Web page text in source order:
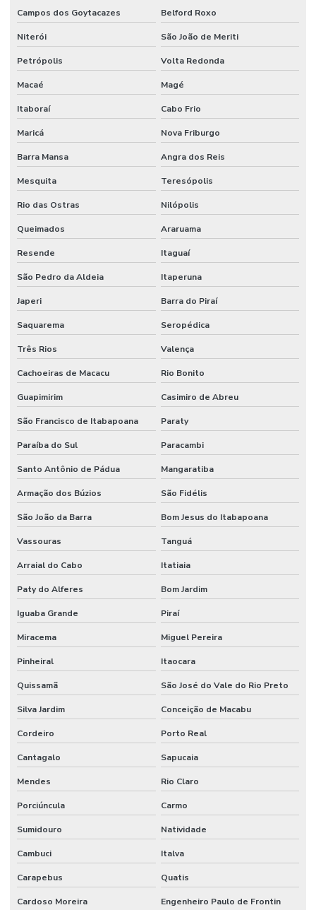
Campos dos Goytacazes Belford Roxo
Niterói São João de Meriti
Petrópolis Volta Redonda
Macaé Magé
Itaboraí Cabo Frio
Maricá Nova Friburgo
Barra Mansa Angra dos Reis
Mesquita Teresópolis
Rio das Ostras Nilópolis
Queimados Araruama
Resende Itaguaí
São Pedro da Aldeia Itaperuna
Japeri Barra do Piraí
Saquarema Seropédica
Três Rios Valença
Cachoeiras de Macacu Rio Bonito
Guapimirim Casimiro de Abreu
São Francisco de Itabapoana Paraty
Paraíba do Sul Paracambi
Santo Antônio de Pádua Mangaratiba
Armação dos Búzios São Fidélis
São João da Barra Bom Jesus do Itabapoana
Vassouras Tanguá
Arraial do Cabo Itatiaia
Paty do Alferes Bom Jardim
Iguaba Grande Piraí
Miracema Miguel Pereira
Pinheiral Itaocara
Quissamã São José do Vale do Rio Preto
Silva Jardim Conceição de Macabu
Cordeiro Porto Real
Cantagalo Sapucaia
Mendes Rio Claro
Porciúncula Carmo
Sumidouro Natividade
Cambuci Italva
Carapebus Quatis
Cardoso Moreira Engenheiro Paulo de Frontin